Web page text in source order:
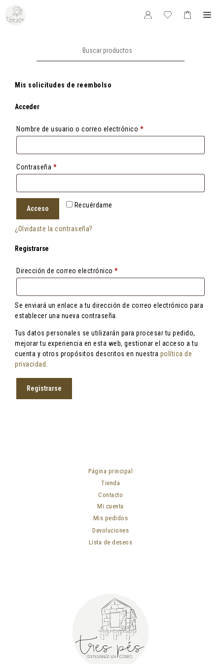
Saltar
contenido
Mis solicitudes de reembolso
Acceder
Nombre de usuario o correo electrónico *Obligatorio
Contraseña *Obligatorio
Recuérdame
Acceso
¿Olvidaste la contraseña?
Registrarse
Dirección de correo electrónico *Obligatorio
Se enviará un enlace a tu dirección de correo electrónico para
establecer una nueva contraseña.
Tus datos personales se utilizarán para procesar tu pedido,
mejorar tu experiencia en esta web, gestionar el acceso a tu
cuenta y otros propósitos descritos en nuestra política de
privacidad
Registrarse
Página principal
Tienda
Contacto
Mi cuenta
Mis pedidos
Devoluciones
Lista de deseos